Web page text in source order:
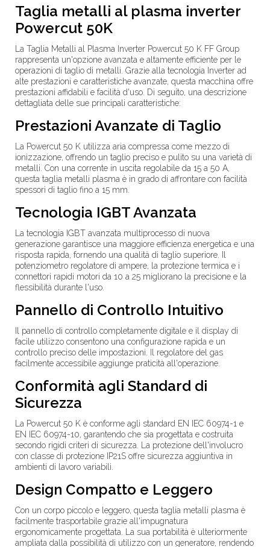
Taglia metalli al plasma inverter
Powercut 50K
La Taglia Metalli al Plasma Inverter Powercut 50 K FF Group
rappresenta un'opzione avanzata e altamente efficiente per le
operazioni di taglio di metalli. Grazie alla tecnologia Inverter ad
alte prestazioni e caratteristiche avanzate, questa macchina offre
prestazioni affidabili e facilità d'uso. Di seguito, una descrizione
dettagliata delle sue principali caratteristiche:
Prestazioni Avanzate di Taglio
La Powercut 50 K utilizza aria compressa come mezzo di
ionizzazione, offrendo un taglio preciso e pulito su una varietà di
metalli. Con una corrente in uscita regolabile da 15 a 50 A,
questa taglia metalli plasma è in grado di affrontare con facilità
spessori di taglio fino a 15 mm
Tecnologia IGBT Avanzata
La tecnologia IGBT avanzata multiprocesso di nuova
generazione garantisce una maggiore efficienza energetica e una
risposta rapida, fornendo una qualità di taglio superiore. Il
potenziometro regolatore di ampere, la protezione termica e i
connettori rapidi motori da 10 a 25 migliorano la precisione e la
flessibilità durante l'uso.
Pannello di Controllo Intuitivo
Il pannello di controllo completamente digitale e il display di
facile utilizzo consentono una configurazione rapida e un
controllo preciso delle impostazioni. Il regolatore del gas
facilmente accessibile aggiunge praticità all'operazione.
Conformità agli Standard di
Sicurezza
La Powercut 50 K è conforme agli standard EN IEC 60974-1 e
EN IEC 60974-10, garantendo che sia progettata e costruita
secondo rigidi criteri di sicurezza. La protezione dell'involucro
con classe di protezione IP21S offre sicurezza aggiuntiva in
ambienti di lavoro variabili.
Design Compatto e Leggero
Con un corpo piccolo e leggero, questa taglia metalli plasma è
facilmente trasportabile grazie all'impugnatura
ergonomicamente progettata. La sua portabilità è ulteriormente
ampliata dalla possibilità di utilizzo con un generatore, rendendo